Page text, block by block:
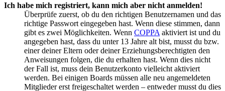
Ich habe mich registriert, kann mich aber nicht anmelden!
Überprüfe zuerst, ob du den richtigen Benutzernamen und das
richtige Passwort eingegeben hast. Wenn diese stimmen, dann
gibt es zwei Möglichkeiten. Wenn COPPA aktiviert ist und du
angegeben hast, dass du unter 13 Jahre alt bist, musst du bzw.
einer deiner Eltern oder deiner Erziehungsberechtigten den
Anweisungen folgen, die du erhalten hast. Wenn dies nicht
der Fall ist, muss dein Benutzerkonto vielleicht aktiviert
werden. Bei einigen Boards müssen alle neu angemeldeten
Mitglieder erst freigeschaltet werden – entweder musst du dies